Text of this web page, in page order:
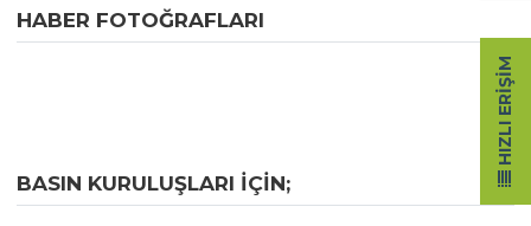
HABER FOTOĞRAFLARI
BASIN KURULUŞLARI IÇIN;
HIZLI ERIŞIM